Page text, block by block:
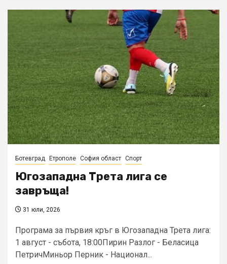
Ботевград Етрополе София област Спорт
Югозападна Трета лига се
завръща!
31 юли, 2026
Програма за първия кръг в Югозападна Трета лига:
1 август - събота, 18:00Пирин Разлог - Беласица
ПетричМиньор Перник - Национал...